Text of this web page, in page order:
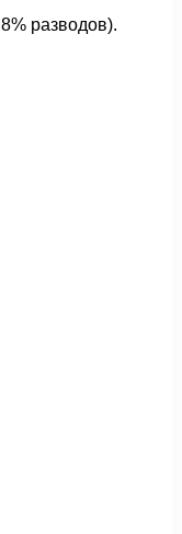
разводов).